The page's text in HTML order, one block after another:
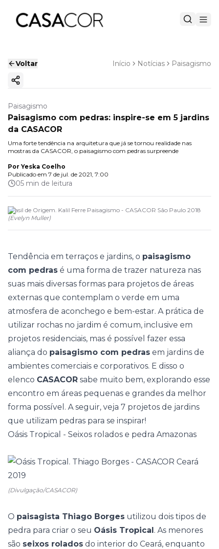
Voltar Início Notícias Paisagismo
Copiar link
Paisagismo
Paisagismo com pedras: inspire-se em 5 jardins
da CASACOR
Uma forte tendência na arquitetura que já se tornou realidade nas
mostras da CASACOR, o paisagismo com pedras surpreende
Por Yeska Coelho
Publicado em 7 de jul. de 2021, 7:00
05 min de leitura
Brasil de Origem. Kalil Ferre Paisagismo - CASACOR São Paulo 2018
(Evelyn Muller)
Tendência em terraços e jardins, o paisagismo
com pedras é uma forma de trazer natureza nas
suas mais diversas formas para projetos de áreas
externas que contemplam o verde em uma
atmosfera de aconchego e bem-estar. A prática de
utilizar rochas no jardim é comum, inclusive em
projetos residenciais, mas é possível fazer essa
aliança do paisagismo com pedras em jardins de
ambientes comerciais e corporativos. E disso o
elenco CASACOR sabe muito bem, explorando esse
encontro em áreas pequenas e grandes da melhor
forma possível. A seguir, veja 7 projetos de jardins
que utilizam pedras para se inspirar!
Oásis Tropical - Seixos rolados e pedra Amazonas
(Divulgação/CASACOR)
O paisagista Thiago Borges utilizou dois tipos de
pedra para criar o seu Oásis Tropical. As menores
são seixos rolados do interior do Ceará, enquanto